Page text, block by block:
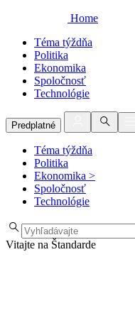
Home
Téma týždňa
Politika
Ekonomika
Spoločnosť
Technológie
Predplatné
Téma týždňa
Politika
Ekonomika >
Spoločnosť
Technológie
Vitajte na Štandarde